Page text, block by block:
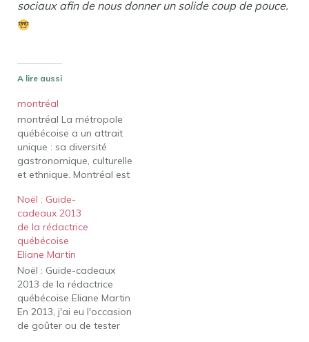
sociaux afin de nous donner un solide coup de pouce.
A lire aussi
montréal
montréal La métropole
québécoise a un attrait
unique : sa diversité
gastronomique, culturelle
et ethnique. Montréal est
ville francophone après
Paris, avec une vie
communautaire bien
développée. Montréal -
un symbole de diversité
En effet, marchés publics,
boutiques de produits du
terroir, boulangeries,
boucheries et
microbrasseries…
Noël : Guide-
cadeaux 2013
de la rédactrice
québécoise
Eliane Martin
Noël : Guide-cadeaux
2013 de la rédactrice
québécoise Eliane Martin
En 2013, j'ai eu l'occasion
de goûter ou de tester